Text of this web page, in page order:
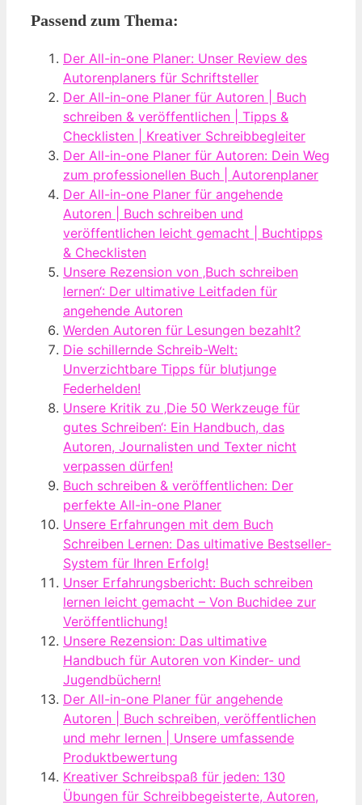
Passend zum Thema:
Der All-in-one Planer: Unser Review des
Autorenplaners für Schriftsteller
Der All-in-one Planer für Autoren | Buch
schreiben & veröffentlichen | Tipps &
Checklisten | Kreativer Schreibbegleiter
Der All-in-one Planer für Autoren: Dein Weg
zum professionellen Buch | Autorenplaner
Der All-in-one Planer für angehende
Autoren | Buch schreiben und
veröffentlichen leicht gemacht | Buchtipps
& Checklisten
Unsere Rezension von ‚Buch schreiben
lernen‘: Der ultimative Leitfaden für
angehende Autoren
Werden Autoren für Lesungen bezahlt?
Die schillernde Schreib-Welt:
Unverzichtbare Tipps für blutjunge
Federhelden!
Unsere Kritik zu ‚Die 50 Werkzeuge für
gutes Schreiben‘: Ein Handbuch, das
Autoren, Journalisten und Texter nicht
verpassen dürfen!
Buch schreiben & veröffentlichen: Der
perfekte All-in-one Planer
Unsere Erfahrungen mit dem Buch
Schreiben Lernen: Das ultimative Bestseller-
System für Ihren Erfolg!
Unser Erfahrungsbericht: Buch schreiben
lernen leicht gemacht – Von Buchidee zur
Veröffentlichung!
Unsere Rezension: Das ultimative
Handbuch für Autoren von Kinder- und
Jugendbüchern!
Der All-in-one Planer für angehende
Autoren | Buch schreiben, veröffentlichen
und mehr lernen | Unsere umfassende
Produktbewertung
Kreativer Schreibspaß für jeden: 130
Übungen für Schreibbegeisterte, Autoren,